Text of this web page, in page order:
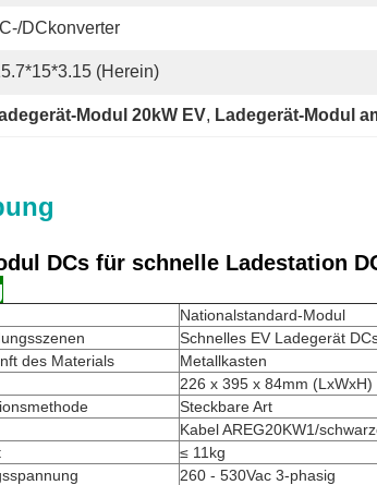
DCkonverter
(herein)
Modul 20kW EV, Ladegerät-Modul
DCs für schnelle Ladestation
Nationalstandard-Modul
Schnelles EV Ladegerät
des Materials
Metallkasten
226 x 395 x 84mm (LxWxH)
Steckbare Art
Kabel AREG20KW1/
≤ 11kg
260 - 530Vac 3-phasig